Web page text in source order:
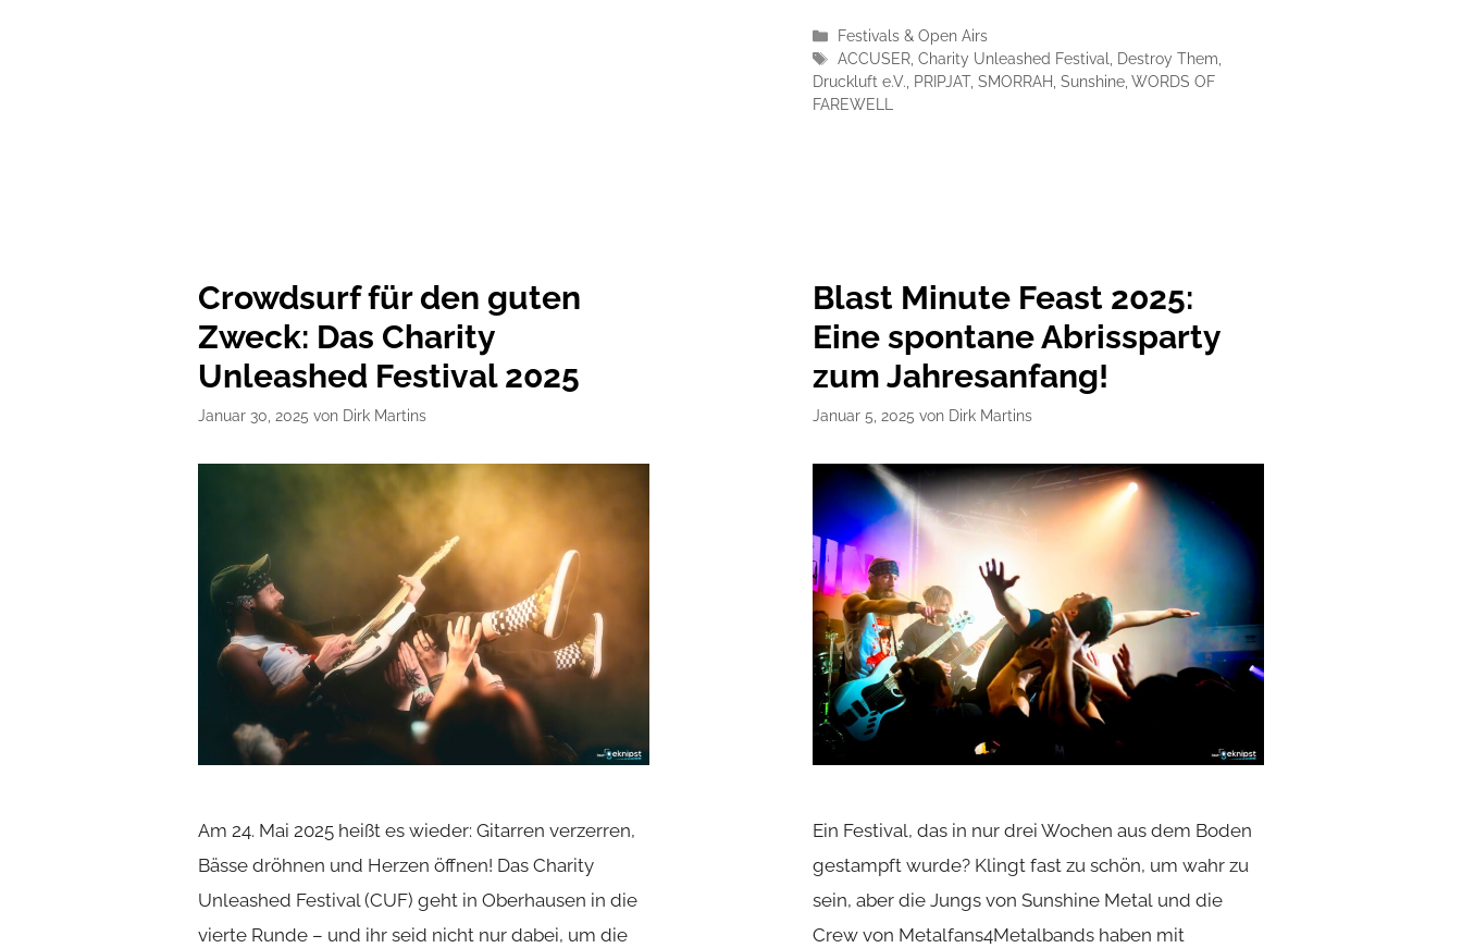
Kategorien
Festivals & Open Airs
Schlagwörter
ACCUSER ,Charity Unleashed Festival Destroy Them
Druckluft e.V. PRIPJAT, SMORRAH Sunshine WORDS OF
FAREWELL
Crowdsurf für den guten
Zweck: Das Charity
Unleashed Festival 2025
Januar 30, 2025 von Dirk Martins
Am 24. Mai 2025 heißt es wieder: Gitarren verzerren,
Bässe dröhnen und Herzen öffnen! Das Charity
Unleashed Festival (CUF) geht in Oberhausen in die
vierte Runde – und ihr seid nicht nur dabei, um die
Blast Minute Feast 2025:
Eine spontane Abrissparty
zum Jahresanfang!
Januar 5, 2025 von Dirk Martins
Ein Festival, das in nur drei Wochen aus dem Boden
gestampft wurde? Klingt fast zu schön, um wahr zu
sein, aber die Jungs von Sunshine Metal und die
Crew von Metalfans4Metalbands haben mit